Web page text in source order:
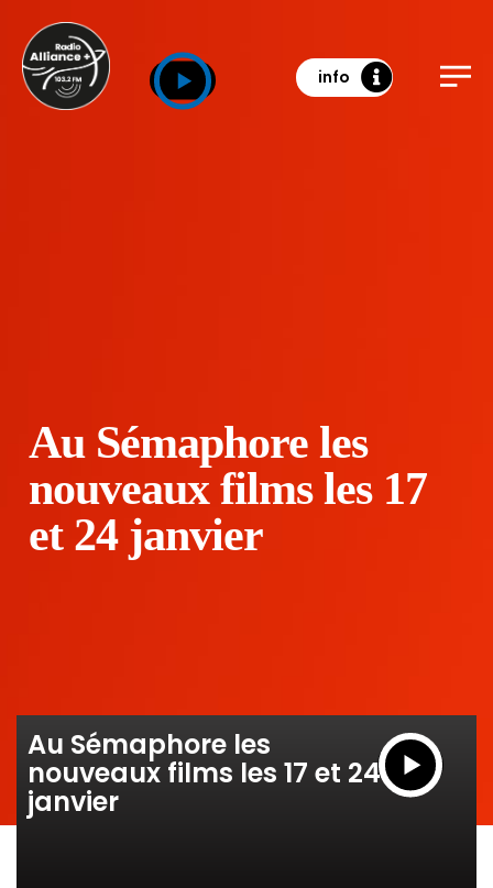
info
Au Sémaphore les
nouveaux films les 17
et 24 janvier
Au Sémaphore les
nouveaux films les 17 et 24
janvier